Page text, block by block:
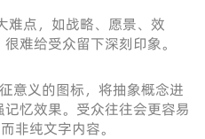
难点，如战略、愿景、效
难给受众留下深刻印象。
意义的图标，将抽象概念进
忆效果。受众往往会更容易
非纯文字内容。